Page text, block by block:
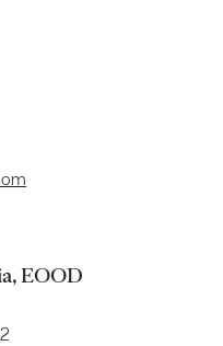
EOOD